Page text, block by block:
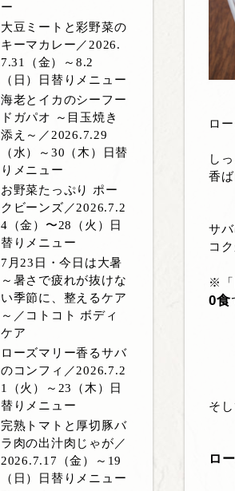
ー
大豆ミートと彩野菜の
キーマカレー／2026.
7.31（金）～8.2
（日）日替りメニュー
海老とイカのシーフー
ドガパオ ～目玉焼き
添え～／2026.7.29
（水）～30（木）日替
りメニュー
お野菜たっぷり ポー
クビーンズ／2026.7.2
4（金）〜28（火）日
替りメニュー
7月23日・今日は大暑
～暑さで疲れが抜けな
い季節に、整えるケア
～／コトコト ボディ
ケア
ローズマリー香るサバ
のコンフィ／2026.7.2
1（火）～23（木）日
替りメニュー
完熟トマトと厚切豚バ
ラ肉の出汁肉じゃが／
2026.7.17（金）～19
（日）日替りメニュー
ロ
し
香
サ
コ
※「
0食
そ
ロ